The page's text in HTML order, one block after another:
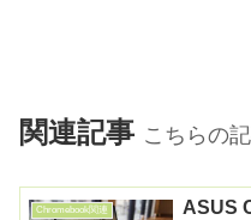
関連記事 こちらの
Chromebook関連
ASUS